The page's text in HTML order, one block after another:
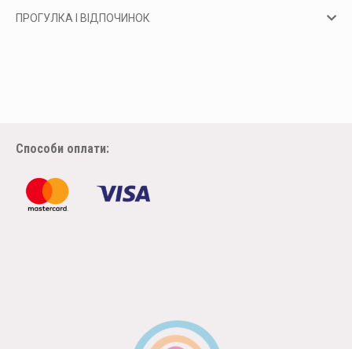
ПРОГУЛКА І ВІДПОЧИНОК
Способи оплати: